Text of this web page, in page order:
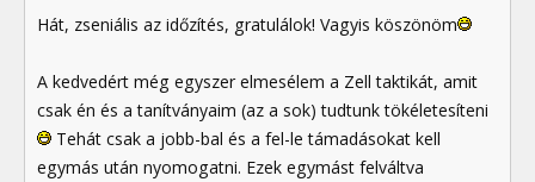
Hát, zseniális az időzítés, gratulálok! Vagyis köszönöm
A kedvedért még egyszer elmesélem a Zell taktikát, amit
csak én és a tanítványaim (az a sok) tudtunk tökéletesíteni
Tehát csak a jobb-bal és a fel-le támadásokat kell
egymás után nyomogatni. Ezek egymást felváltva